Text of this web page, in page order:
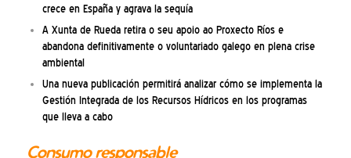
crece en España y agrava la sequía
A Xunta de Rueda retira o seu apoio ao Proxecto Ríos e
abandona definitivamente o voluntariado galego en plena crise
ambiental
Una nueva publicación permitirá analizar cómo se implementa la
Gestión Integrada de los Recursos Hídricos en los programas
que lleva a cabo
Consumo responsable